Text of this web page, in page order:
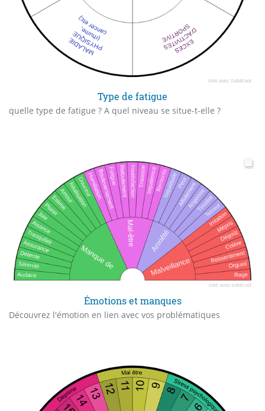
Type de fatigue
quelle type de fatigue ? A quel niveau se situe-t-elle ?
Émotions et manques
Découvrez l'émotion en lien avec vos problématiques